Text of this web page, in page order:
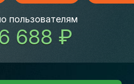
пользователям
688 ₽